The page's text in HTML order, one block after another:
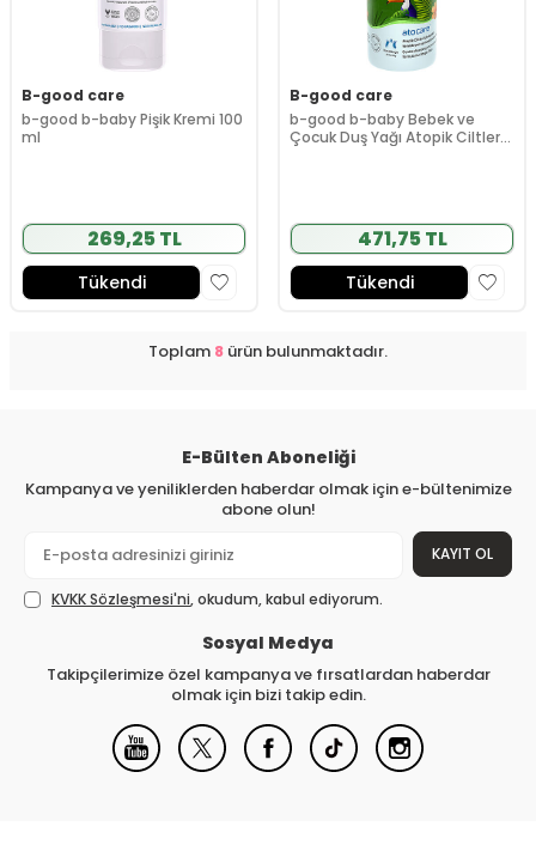
B-good care
b-good b-baby Pişik Kremi 100
ml
269,25 TL
Tükendi
B-good care
b-good b-baby Bebek ve
Çocuk Duş Yağı Atopik Ciltler
471,75 TL
Tükendi
Toplam 8 ürün bulunmaktadır.
E-Bülten Aboneliği
Kampanya ve yeniliklerden haberdar olmak için e-bültenimize
abone olun!
KAYIT OL
KVKK Sözleşmesi'ni, okudum, kabul ediyorum.
Sosyal Medya
Takipçilerimize özel kampanya ve fırsatlardan haberdar
olmak için bizi takip edin.